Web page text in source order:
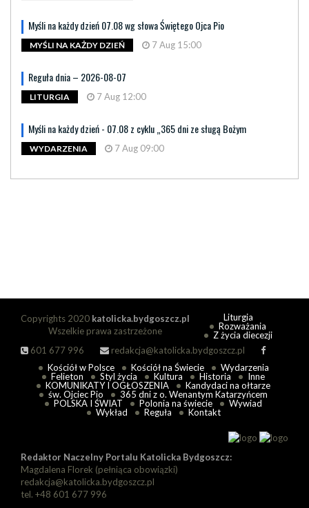
Myśli na każdy dzień 07.08 wg słowa Świętego Ojca Pio
MYŚLI NA KAŻDY DZIEŃ 7 Aug 15:00
Reguła dnia – 2026-08-07
LITURGIA 7 Aug 12:00
Myśli na każdy dzień - 07.08 z cyklu „365 dni ze sługą Bożym
WYDARZENIA 7 Aug 09:00
Copyrights 2020 katolicka.bydgoszcz.pl
Wszelkie prawa zastrzeżone
601 677 996
redakcja@katolicka.bydgoszcz.pl
Liturgia
Rozważania
Z życia diecezji
Kościół w Polsce Kościół na Świecie
Wydarzenia
Felieton
Styl życia Kultura Historia
Inne
KOMUNIKATY I OGŁOSZENIA
Kandydaci na ołtarze
św. Ojciec Pio
365 dni z o. Wenantym Katarzyńcem
POLSKA I ŚWIAT
Polonia na świecie
Wywiad
Wykład
Reguła Kontakt
Redaktor Naczelny Portalu Katolicka Bydgoszcz:
Magdalena Florek (pełniąca obowiązki)
redakcja@katolicka.bydgoszcz.pl
tel. +48 601 677 996